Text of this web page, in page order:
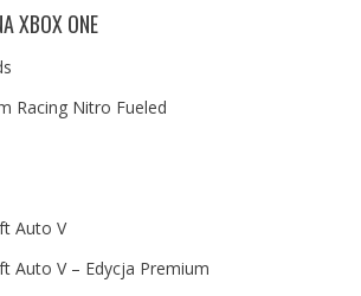
XBOX ONE
Racing Nitro Fueled
Auto V
Auto V – Edycja Premium